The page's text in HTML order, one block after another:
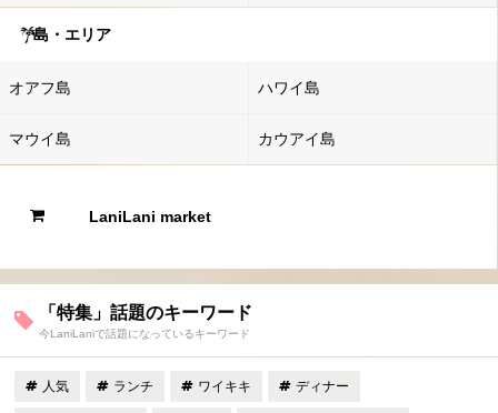
島・エリア
オアフ島 ハワイ島
マウイ島 カウアイ島
LaniLani market
「特集」話題のキーワード
今LaniLaniで話題になっているキーワード
人気 ランチ ワイキキ ディナー